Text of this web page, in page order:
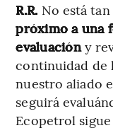
R.R. No está
próximo a una
evaluacióny
continuidad de
nuestro aliado
seguirá
Ecopetrol